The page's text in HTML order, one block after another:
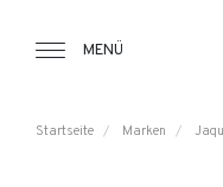
MENÜ
Startseite Marken